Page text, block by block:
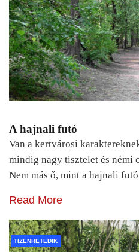
A hajnali futó
Van a kertvárosi
mindig nagy tisztelet és némi
Nem más ő, mint a hajnali
Read More
TIZENHETEDIK